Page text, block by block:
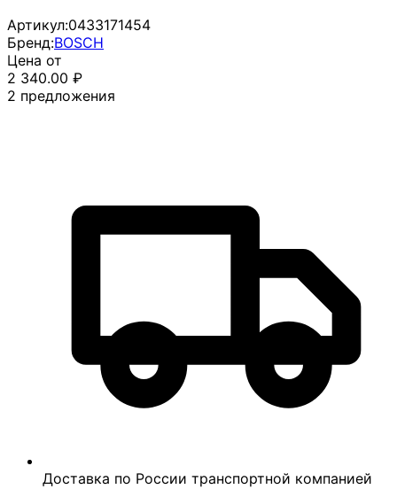
Артикул:0433171454
Бренд:BOSCH
Цена от
2 340.00 ₽
2 предложения
Доставка по России транспортной компанией